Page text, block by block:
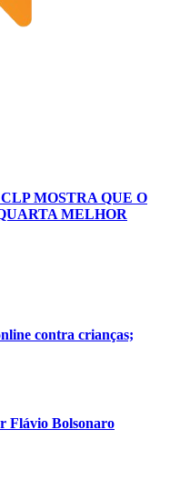
MOSTRA QUE O
MELHOR
contra crianças;
Flávio Bolsonaro